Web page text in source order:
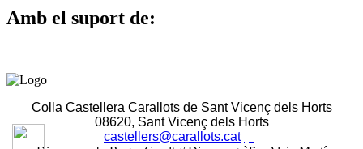
Amb el suport de:
Colla Castellera Carallots de Sant Vicenç dels Horts
08620, Sant Vicenç dels Horts
castellers@carallots.cat